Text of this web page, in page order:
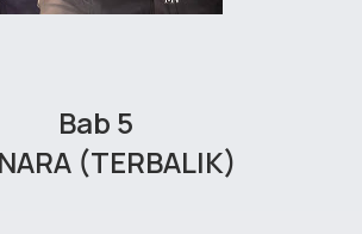
Bab 5
(TERBALIK)